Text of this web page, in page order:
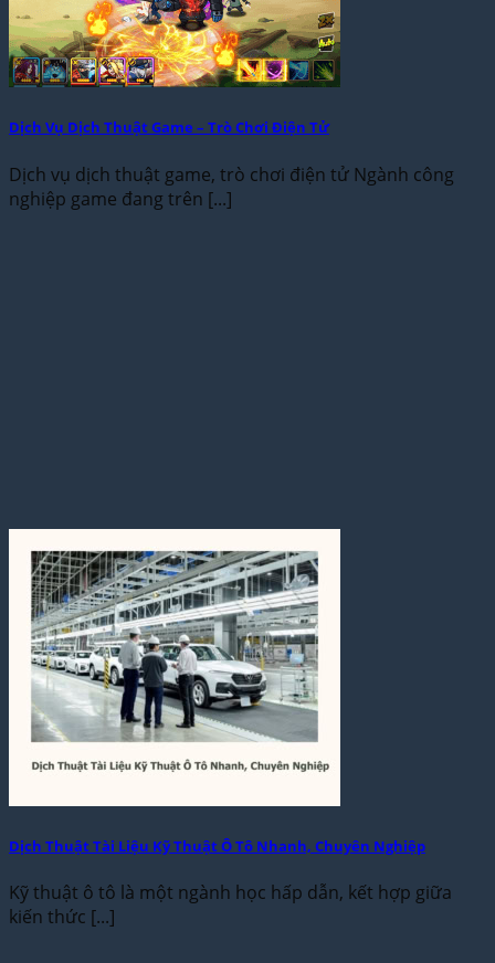
Dịch Vụ Dịch Thuật Game – Trò Chơi Điện Tử
Dịch vụ dịch thuật game, trò chơi điện tử Ngành công
nghiệp game đang trên [...]
Dịch Thuật Tài Liệu Kỹ Thuật Ô Tô Nhanh, Chuyên Nghiệp
Kỹ thuật ô tô là một ngành học hấp dẫn, kết hợp giữa
kiến thức [...]